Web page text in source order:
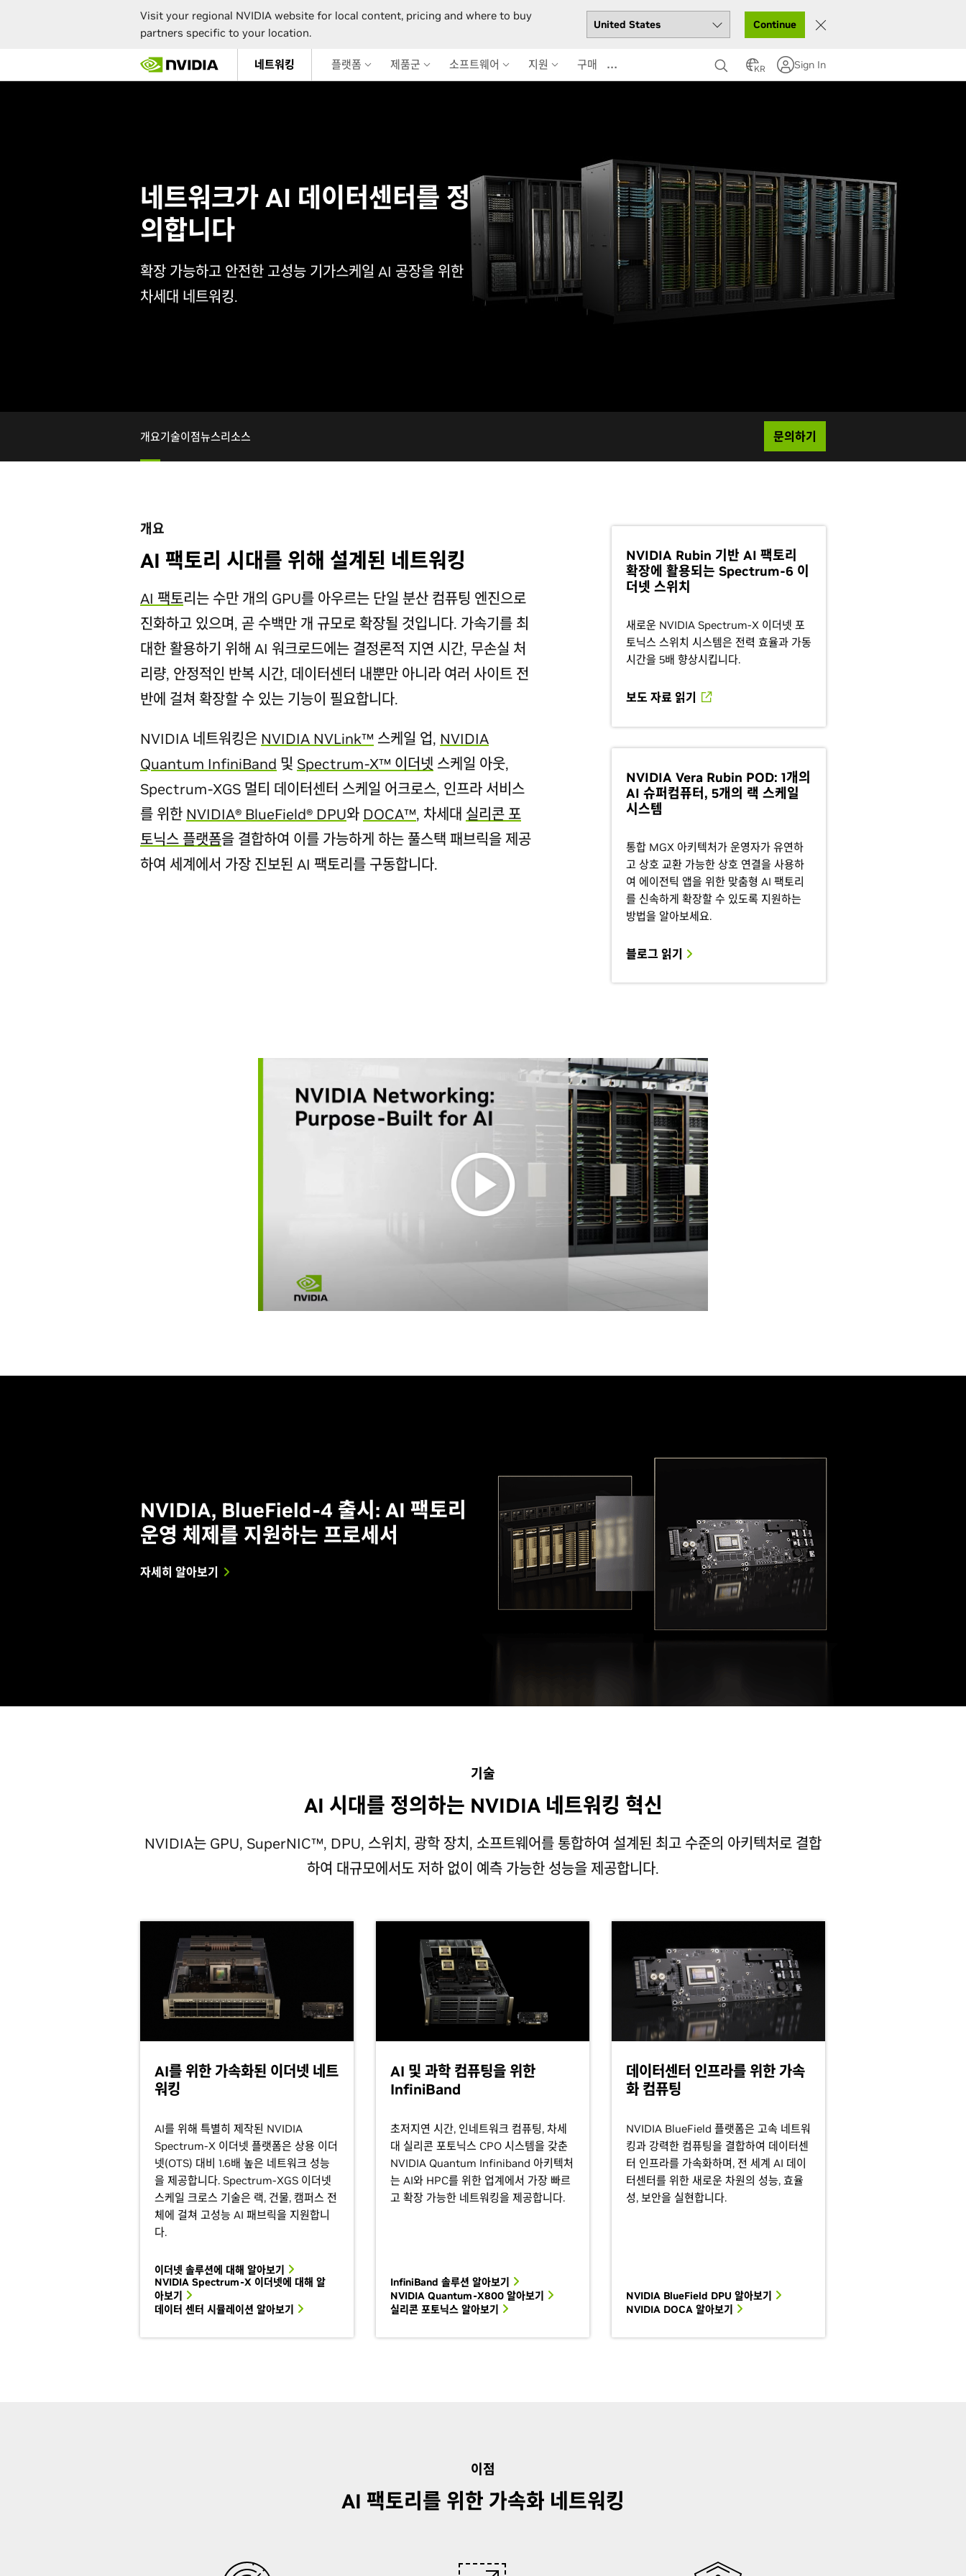
Visit your regional NVIDIA website for local content, pricing and where to buy
partners specific to your location.
Continue
main
네트워킹 플랫폼 제품군 소프트웨어 지원 구매 … KR Sign In
네트워크가 AI 데이터센터를 정
의합니다
확장 가능하고 안전한 고성능 기가스케일 AI 공장을 위한
차세대 네트워킹.
개요기술이점뉴스리소스 문의하기
개요
AI 팩토리 시대를 위해 설계된 네트워킹
AI 팩토리는 수만 개의 GPU를 아우르는 단일 분산 컴퓨팅 엔진으로
진화하고 있으며, 곧 수백만 개 규모로 확장될 것입니다. 가속기를 최
대한 활용하기 위해 AI 워크로드에는 결정론적 지연 시간, 무손실 처
리량, 안정적인 반복 시간, 데이터센터 내뿐만 아니라 여러 사이트 전
반에 걸쳐 확장할 수 있는 기능이 필요합니다.
NVIDIA 네트워킹은 NVIDIA NVLink™ 스케일 업, NVIDIA
Quantum InfiniBand 및 Spectrum-X™ 이더넷 스케일 아웃,
Spectrum-XGS 멀티 데이터센터 스케일 어크로스, 인프라 서비스
를 위한 NVIDIA® BlueField® DPU와 DOCA™, 차세대 실리콘 포
토닉스 플랫폼을 결합하여 이를 가능하게 하는 풀스택 패브릭을 제공
하여 세계에서 가장 진보된 AI 팩토리를 구동합니다.
NVIDIA Rubin 기반 AI 팩토리
확장에 활용되는 Spectrum-6 이
더넷 스위치
새로운 NVIDIA Spectrum-X 이더넷 포
토닉스 스위치 시스템은 전력 효율과 가동
시간을 5배 향상시킵니다.
보도 자료 읽기
NVIDIA Vera Rubin POD: 1개의
AI 슈퍼컴퓨터, 5개의 랙 스케일
시스템
통합 MGX 아키텍처가 운영자가 유연하
고 상호 교환 가능한 상호 연결을 사용하
여 에이전틱 앱을 위한 맞춤형 AI 팩토리
를 신속하게 확장할 수 있도록 지원하는
방법을 알아보세요.
블로그 읽기
NVIDIA, BlueField-4 출시: AI 팩토리
운영 체제를 지원하는 프로세서
자세히 알아보기
기술
AI 시대를 정의하는 NVIDIA 네트워킹 혁신
NVIDIA는 GPU, SuperNIC™, DPU, 스위치, 광학 장치, 소프트웨어를 통합하여 설계된 최고 수준의 아키텍처로 결합
하여 대규모에서도 저하 없이 예측 가능한 성능을 제공합니다.
AI를 위한 가속화된 이더넷 네트
워킹
AI를 위해 특별히 제작된 NVIDIA
Spectrum-X 이더넷 플랫폼은 상용 이더
넷(OTS) 대비 1.6배 높은 네트워크 성능
을 제공합니다. Spectrum-XGS 이더넷
스케일 크로스 기술은 랙, 건물, 캠퍼스 전
체에 걸쳐 고성능 AI 패브릭을 지원합니
다.
이더넷 솔루션에 대해 알아보기
NVIDIA Spectrum-X 이더넷에 대해 알
아보기
데이터 센터 시뮬레이션 알아보기
AI 및 과학 컴퓨팅을 위한
InfiniBand
초저지연 시간, 인네트워크 컴퓨팅, 차세
대 실리콘 포토닉스 CPO 시스템을 갖춘
NVIDIA Quantum Infiniband 아키텍처
는 AI와 HPC를 위한 업계에서 가장 빠르
고 확장 가능한 네트워킹을 제공합니다.
InfiniBand 솔루션 알아보기
NVIDIA Quantum-X800 알아보기
실리콘 포토닉스 알아보기
데이터센터 인프라를 위한 가속
화 컴퓨팅
NVIDIA BlueField 플랫폼은 고속 네트워
킹과 강력한 컴퓨팅을 결합하여 데이터센
터 인프라를 가속화하며, 전 세계 AI 데이
터센터를 위한 새로운 차원의 성능, 효율
성, 보안을 실현합니다.
NVIDIA BlueField DPU 알아보기
NVIDIA DOCA 알아보기
이점
AI 팩토리를 위한 가속화 네트워킹